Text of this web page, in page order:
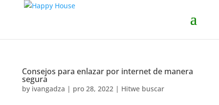
Consejos para enlazar por internet de manera
segura
by ivangadza | pro 28, 2022| Hitwe buscar